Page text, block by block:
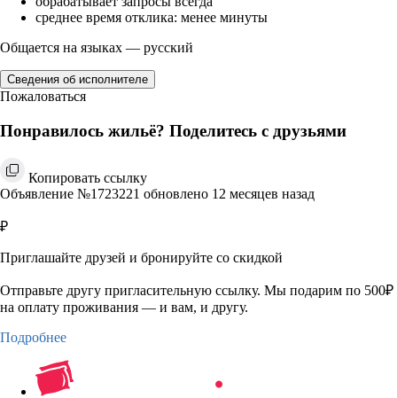
среднее время отклика: менее минуты
Общается на языках — русский
Сведения об исполнителе
Пожаловаться
Понравилось жильё? Поделитесь с друзьями
Копировать ссылку
Объявление №1723221 обновлено 12 месяцев назад
₽
Приглашайте друзей и бронируйте со скидкой
Отправьте другу пригласительную ссылку. Мы подарим по 500₽
на оплату проживания — и вам, и другу.
Подробнее